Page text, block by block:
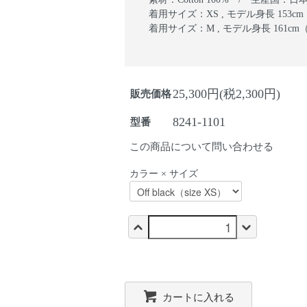
着用サイズ：XS , モデル身長 153cm
着用サイズ：M , モデル身長 161cm
販売価格25,300円(税2,300円)
型番 8241-1101
この商品について問い合わせる
カラー × サイズ
カートに入れる